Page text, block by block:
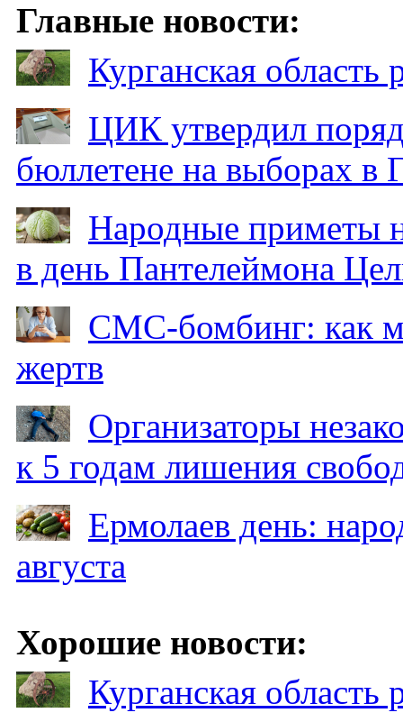
Главные новости:
Курганская
ЦИК утвердил
бюллетене на выборах в
Народные приметы
в день Пантелеймона
СМС-бомбинг: как
жертв
Организаторы
к 5 годам лишения
Ермолаев день:
августа
Хорошие новости:
Курганская